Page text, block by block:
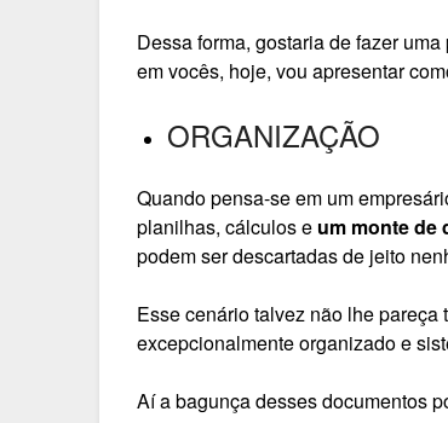
Dessa forma, gostaria de fazer
em vocês, hoje, vou apresentar
ORGANIZAÇÃO
Quando pensa-se em um
planilhas, cálculos e um monte de
podem ser descartadas de jeito
Esse cenário talvez não lhe
excepcionalmente organizado e
Aí a bagunça desses documentos